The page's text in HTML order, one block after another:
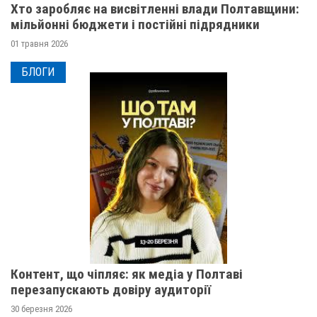
Хто заробляє на висвітленні влади Полтавщини:
мільйонні бюджети і постійні підрядники
01 травня 2026
БЛОГИ
Контент, що чіпляє: як медіа у Полтаві
перезапускають довіру аудиторії
30 березня 2026